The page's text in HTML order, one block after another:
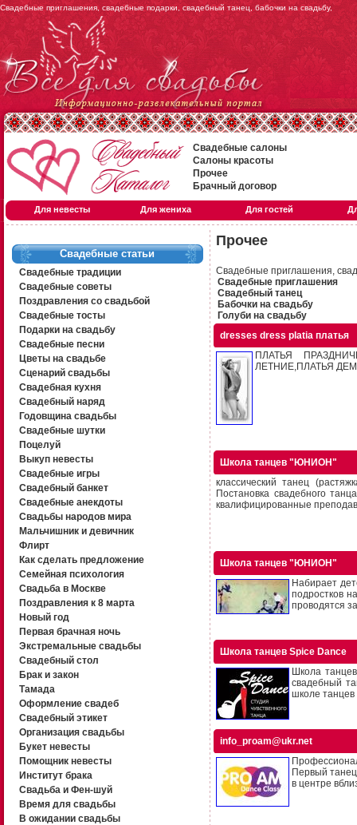
Свадебные приглашения, свадебные подарки, свадебный танец, бабочки на свадьбу,
Свадебные салоны
Салоны красоты
Прочее
Брачный договор
Для невесты Для жениха Для гостей
Свадебные статьи
Свадебные традиции
Свадебные советы
Поздравления со свадьбой
Свадебные тосты
Подарки на свадьбу
Свадебные песни
Цветы на свадьбе
Сценарий свадьбы
Свадебная кухня
Свадебный наряд
Годовщина свадьбы
Свадебные шутки
Поцелуй
Выкуп невесты
Свадебные игры
Свадебный банкет
Свадебные анекдоты
Свадьбы народов мира
Мальчишник и девичник
Флирт
Как сделать предложение
Семейная психология
Свадьба в Москве
Поздравления к 8 марта
Новый год
Первая брачная ночь
Экстремальные свадьбы
Свадебный стол
Брак и закон
Тамада
Оформление свадеб
Свадебный этикет
Организация свадьбы
Букет невесты
Помощник невесты
Институт брака
Свадьба и Фен-шуй
Время для свадьбы
В ожидании свадьбы
Прочее
Свадебные приглашения,
Свадебные приглашения
Свадебный танец
Бабочки на свадьбу
Голуби на свадьбу
dresses dress platia платья
ПЛАТЬЯ
ЛЕТНИЕ,ПЛАТЬЯ
Школа танцев "ЮНИОН"
классический танец
Постановка свадебного
квалифицированные
Школа танцев "ЮНИОН"
Набирает
подростков
проводятся
Школа танцев Spice Dance
Школа
свадебный
школе танцев
info_proam@ukr.net
Первый
в центре